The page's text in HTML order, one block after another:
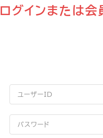
ログインまたは会
ユーザーID
パスワード